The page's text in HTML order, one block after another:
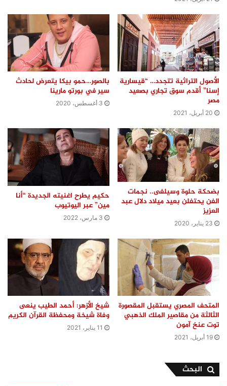
الأصول التراثية تتجدد… “قيسارية
إسنا” أقدم سوق تجاري بصعيد
مصر
20 أبريل، 2021
بالصور…حمو بيكا يتعرض لحادث
سير في بورتو مارينا
3 أغسطس، 2020
بضحكة حلوة وسيلفى.. نجمات
الفن يحتفلن بعيد ميلاد دلال عبد
العزيز
23 يناير، 2020
حكيم يطرح اغنيته الجديدة “أنا
مين” عبر اليوتيوب
3 مارس، 2022
المتحف المصري يستقبل المقصورة
الثالثة من ‏مقاصير الملك الذهبي
توت عنخ آمون
19 أبريل، 2021
شيخ الأزهر: أحمد الطيب ينعى
وفاة شيخة ومحفظة القرآن الكريم
11 يناير، 2021
البحث